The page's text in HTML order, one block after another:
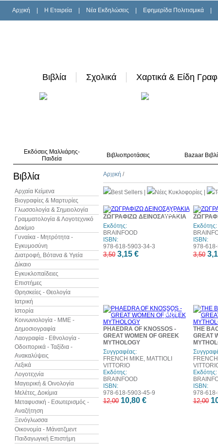
Αρχική H Εταιρεία Νέα Εκδηλώσεις Εφημερίδα Πολιτισμικά
Βιβλία Σχολικά Χαρτικά & Είδη
Εκδόσεις Μαλλιάρης-
Παιδεία
Βιβλιοπροτάσεις Bazaar
Βιβλία
Αρχαία Κείμενα
Βιογραφίες & Μαρτυρίες
Γλωσσολογία & Σημειολογία
Γραμματολογία & Λογοτεχνικό
Δοκίμιο
Γυναίκα - Μητρότητα -
Εγκυμοσύνη
Διατροφή, Βότανα & Υγεία
Δίκαιο
Εγκυκλοπαίδειες
Επιστήμες
Θρησκείες - Θεολογία
Ιατρική
Ιστορία
Κοινωνιολογία - ΜΜΕ -
Δημοσιογραφία
Λαογραφία - Εθνολογία -
Οδοιπορικά - Ταξίδια -
Ανακαλύψεις
Λεξικά
Λογοτεχνία
Μαγειρική & Οινολογία
Μελέτες, Δοκίμια
Μεταφυσική - Εσωτερισμός -
Αναζήτηση
Ξενόγλωσσα
Οικονομία - Μάνατζμεντ
Παιδαγωγική Επιστήμη
Αρχική /
Best Sellers| Νέες Κυκλοφορίες
10%
έκπτωση
ΖΩΓΡΑΦΙΖΩ ΔΕΙΝΟΣΑΥΡΑΚΙΑ
Εκδότης:
BRAINFOOD
ISBN:
978-618-5903-34-3
3,50 3,15 €
Εκδότης:
ISBN:
978-
3,50
10%
έκπτωση
PHAEDRA OF KNOSSOS -
GREAT WOMEN OF GREEK
MYTHOLOGY
Συγγραφέας:
FRENCH MIKE, MATTIOLI
VITTORIO
Εκδότης:
BRAINFOOD
ISBN:
978-618-5903-45-9
12,00 10,80 €
THE
GREAT
Εκδότης:
ISBN:
978-
12,00